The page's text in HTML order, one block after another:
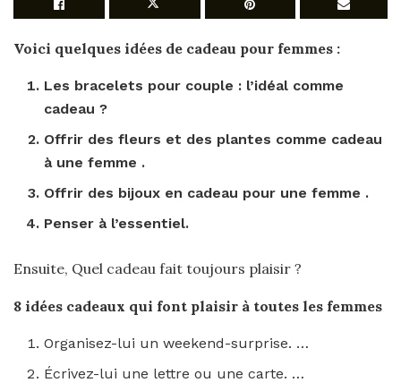
Voici quelques idées de cadeau pour femmes :
Les bracelets pour couple : l’idéal comme
cadeau?
Offrir des fleurs et des plantes comme cadeau
à unefemme .
Offrir des bijoux en cadeau pour une femme .
Penser à l’essentiel.
Ensuite, Quel cadeau fait toujours plaisir ?
8 idées cadeaux qui font plaisir à toutes les femmes
Organisez-lui un weekend-surprise. …
Écrivez-lui une lettre ou une carte. …